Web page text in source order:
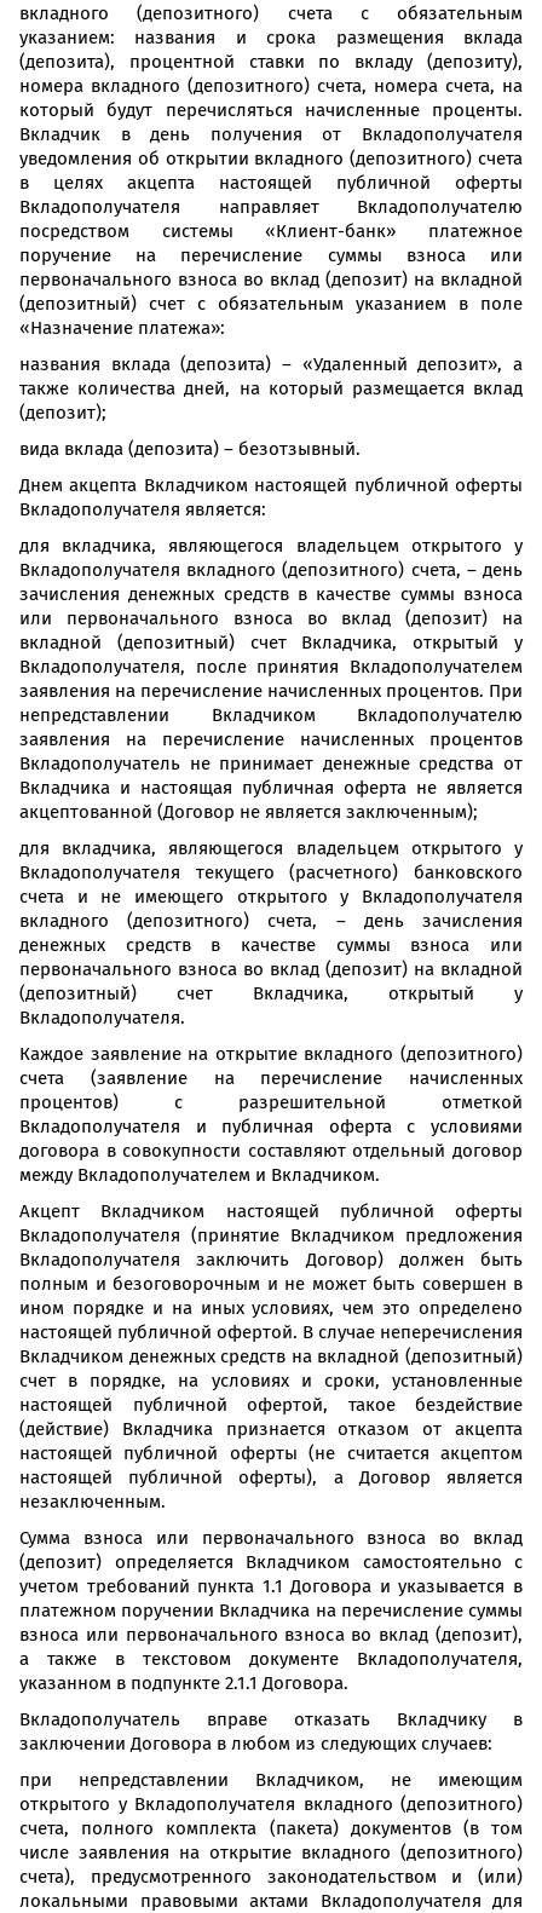
вкладного (депозитного) счета с обязательным
указанием: названия и срока размещения вклада
(депозита), процентной ставки по вкладу (депозиту),
номера вкладного (депозитного) счета, номера счета, на
который будут перечисляться начисленные проценты.
Вкладчик в день получения от Вкладополучателя
уведомления об открытии вкладного (депозитного) счета
в целях акцепта настоящей публичной оферты
Вкладополучателя направляет Вкладополучателю
посредством системы «Клиент-банк» платежное
поручение на перечисление суммы взноса или
первоначального взноса во вклад (депозит) на вкладной
(депозитный) счет с обязательным указанием в поле
«Назначение платежа»:
названия вклада (депозита) – «Удаленный депозит», а
также количества дней, на который размещается вклад
(депозит);
вида вклада (депозита) – безотзывный.
Днем акцепта Вкладчиком настоящей публичной оферты
Вкладополучателя является:
для вкладчика, являющегося владельцем открытого у
Вкладополучателя вкладного (депозитного) счета, – день
зачисления денежных средств в качестве суммы взноса
или первоначального взноса во вклад (депозит) на
вкладной (депозитный) счет Вкладчика, открытый у
Вкладополучателя, после принятия Вкладополучателем
заявления на перечисление начисленных процентов. При
непредставлении Вкладчиком Вкладополучателю
заявления на перечисление начисленных процентов
Вкладополучатель не принимает денежные средства от
Вкладчика и настоящая публичная оферта не является
акцептованной (Договор не является заключенным);
для вкладчика, являющегося владельцем открытого у
Вкладополучателя текущего (расчетного) банковского
счета и не имеющего открытого у Вкладополучателя
вкладного (депозитного) счета, – день зачисления
денежных средств в качестве суммы взноса или
первоначального взноса во вклад (депозит) на вкладной
(депозитный) счет Вкладчика, открытый у
Вкладополучателя.
Каждое заявление на открытие вкладного (депозитного)
счета (заявление на перечисление начисленных
процентов) с разрешительной отметкой
Вкладополучателя и публичная оферта с условиями
договора в совокупности составляют отдельный договор
между Вкладополучателем и Вкладчиком.
Акцепт Вкладчиком настоящей публичной оферты
Вкладополучателя (принятие Вкладчиком предложения
Вкладополучателя заключить Договор) должен быть
полным и безоговорочным и не может быть совершен в
ином порядке и на иных условиях, чем это определено
настоящей публичной офертой. В случае неперечисления
Вкладчиком денежных средств на вкладной (депозитный)
счет в порядке, на условиях и сроки, установленные
настоящей публичной офертой, такое бездействие
(действие) Вкладчика признается отказом от акцепта
настоящей публичной оферты (не считается акцептом
настоящей публичной оферты), а Договор является
незаключенным.
Сумма взноса или первоначального взноса во вклад
(депозит) определяется Вкладчиком самостоятельно с
учетом требований пункта 1.1 Договора и указывается в
платежном поручении Вкладчика на перечисление суммы
взноса или первоначального взноса во вклад (депозит),
а также в текстовом документе Вкладополучателя,
указанном в подпункте 2.1.1 Договора.
Вкладополучатель вправе отказать Вкладчику в
заключении Договора в любом из следующих случаев:
при непредставлении Вкладчиком, не имеющим
открытого у Вкладополучателя вкладного (депозитного)
счета, полного комплекта (пакета) документов (в том
числе заявления на открытие вкладного (депозитного)
счета), предусмотренного законодательством и (или)
локальными правовыми актами Вкладополучателя для